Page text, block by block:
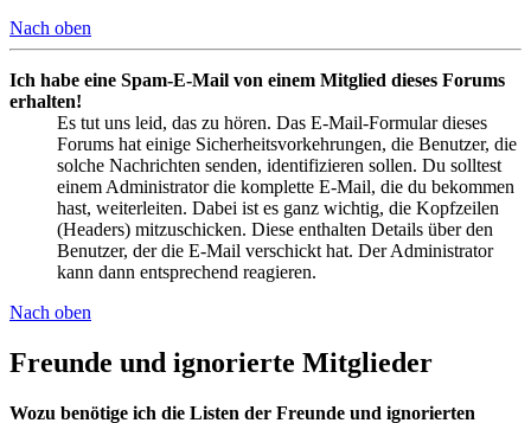
Nach oben
Ich habe eine Spam-E-Mail von einem Mitglied dieses Forums
erhalten!
Es tut uns leid, das zu hören. Das E-Mail-Formular dieses
Forums hat einige Sicherheitsvorkehrungen, die Benutzer, die
solche Nachrichten senden, identifizieren sollen. Du solltest
einem Administrator die komplette E-Mail, die du bekommen
hast, weiterleiten. Dabei ist es ganz wichtig, die Kopfzeilen
(Headers) mitzuschicken. Diese enthalten Details über den
Benutzer, der die E-Mail verschickt hat. Der Administrator
kann dann entsprechend reagieren.
Nach oben
Freunde und ignorierte Mitglieder
Wozu benötige ich die Listen der Freunde und ignorierten